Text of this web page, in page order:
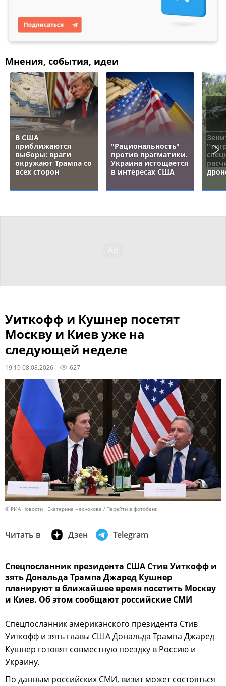
Мнения, события, идеи
В США
приближаются
выборы: враги
окружают Трампа со
всех сторон
"Рациональность"
против прагматики.
Украина истощается
в интересах США
Уиткофф и Кушнер посетят
Москву и Киев уже на
следующей неделе
19:19 08.08.2026 627
© РИА Новости . Екатерина Чеснокова Перейти в фотобанк
Читать в Дзен Telegram
Спецпосланник президента США Стив Уиткофф и
зять Дональда Трампа Джаред Кушнер
планируют в ближайшее время посетить Москву
и Киев. Об этом сообщают российские СМИ
Спецпосланник американского президента Стив
Уиткофф и зять главы США Дональда Трампа Джаред
Кушнер готовят совместную поездку в Россию и
Украину.
По данным российских СМИ, визит может состояться